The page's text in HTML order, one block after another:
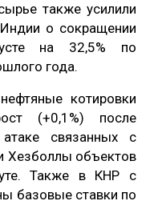
также усилили
о сокращении
на 32,5% по
года.
котировки
(+0,1%) после
связанных с
Хезболлы объектов
Также в КНР с
базовые ставки по